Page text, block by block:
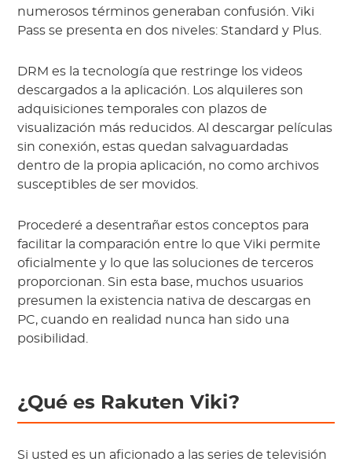
numerosos términos generaban confusión. Viki
Pass se presenta en dos niveles: Standard y Plus.
DRM es la tecnología que restringe los videos
descargados a la aplicación. Los alquileres son
adquisiciones temporales con plazos de
visualización más reducidos. Al descargar películas
sin conexión, estas quedan salvaguardadas
dentro de la propia aplicación, no como archivos
susceptibles de ser movidos.
Procederé a desentrañar estos conceptos para
facilitar la comparación entre lo que Viki permite
oficialmente y lo que las soluciones de terceros
proporcionan. Sin esta base, muchos usuarios
presumen la existencia nativa de descargas en
PC, cuando en realidad nunca han sido una
posibilidad.
¿Qué es Rakuten Viki?
Si usted es un aficionado a las series de televisión